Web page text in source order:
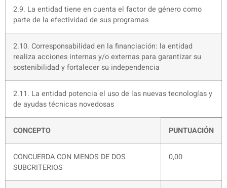
2.9. La entidad tiene en cuenta el factor de género como
parte de la efectividad de sus programas
2.10. Corresponsabilidad en la financiación: la entidad
realiza acciones internas y/o externas para garantizar su
sostenibilidad y fortalecer su independencia
2.11. La entidad potencia el uso de las nuevas tecnologías y
de ayudas técnicas novedosas
CONCEPTO PUNTUACIÓN
CONCUERDA CON MENOS DE DOS
SUBCRITERIOS
0,00